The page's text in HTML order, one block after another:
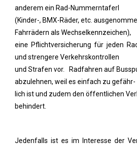
anderem ein Rad-Nummerntaferl
(Kinder-, BMX-Räder, etc.
Fahrrädern als Wechselkennzeichen),
eine Pflichtversicherung für jeden
und strengere Verkehrskontrollen
und Strafen vor. Radfahren auf
abzulehnen, weil es einfach zu gefähr-
lich ist und zudem den öffentlichen
behindert.
Jedenfalls ist es im Interesse der